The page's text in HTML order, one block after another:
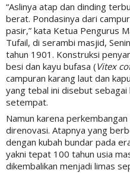
“Aslinya atap dan dinding
berat. Pondasinya dari
pasir,” kata Ketua Pengurus
Tufail, di serambi masjid,
tahun 1901. Konstruksi
besi dan kayu bufasa (Vitex
campuran karang laut dan
yang tebal ini disebut
setempat.
Namun karena
direnovasi. Atapnya yang
dengan kubah bundar pada
yakni tepat 100 tahun usia
dikembalikan menjadi limas